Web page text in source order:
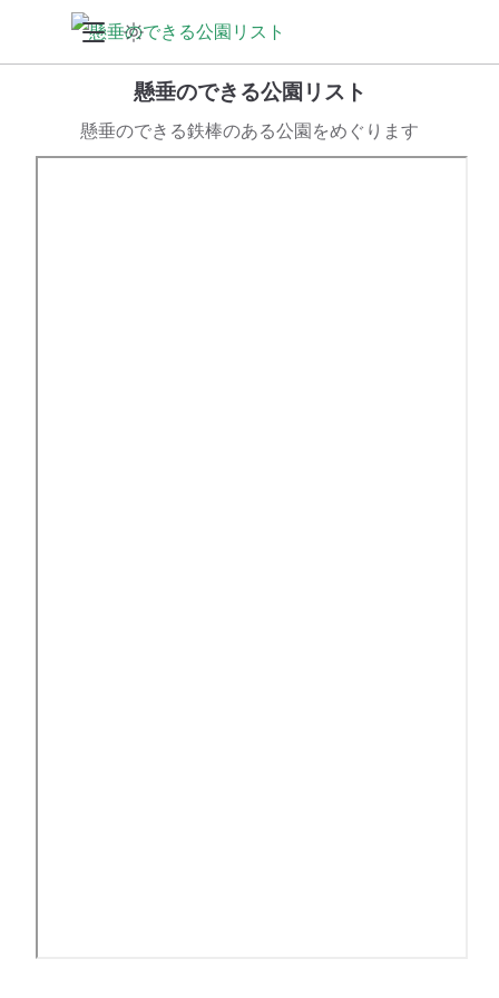
懸垂のできる公園リスト
懸垂のできる鉄棒のある公園をめぐります